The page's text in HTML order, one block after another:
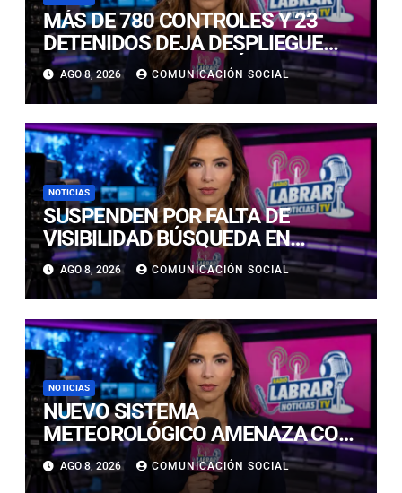
MÁS DE 780 CONTROLES Y 23
DETENIDOS DEJA DESPLIEGUE
POLICIAL EN COPIAPÓ Y CALDERA
AGO 8, 2026 COMUNICACIÓN SOCIAL
NOTICIAS
SUSPENDEN POR FALTA DE
VISIBILIDAD BÚSQUEDA EN
CALDERILLA: OPERATIVO SE
RETOMARÁ ESTE DOMINGO
AGO 8, 2026 COMUNICACIÓN SOCIAL
NOTICIAS
NUEVO SISTEMA
METEOROLÓGICO AMENAZA CON
LLUVIAS, NIEVE Y TORMENTAS
ELÉCTRICAS EN ATACAMA
AGO 8, 2026 COMUNICACIÓN SOCIAL